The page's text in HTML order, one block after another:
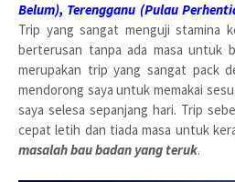
Belum), Terengganu (Pulau
Trip yang sangat menguji stamina
berterusan tanpa ada masa untuk
merupakan trip yang sangat pack
mendorong saya untuk memakai
saya selesa sepanjang hari. Trip
cepat letih dan tiada masa untuk
masalah bau badan yang teruk.